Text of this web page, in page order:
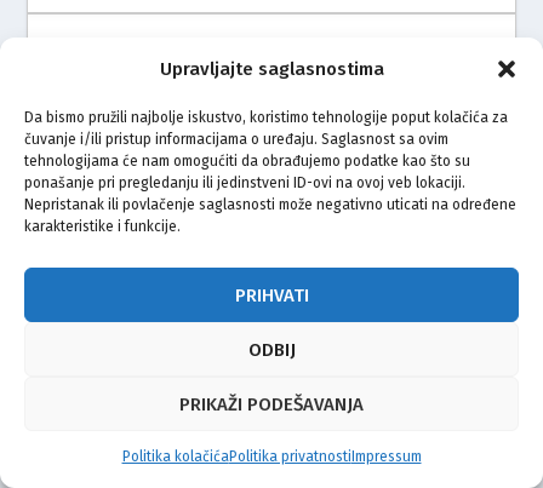
Upravljajte saglasnostima
Da bismo pružili najbolje iskustvo, koristimo tehnologije poput kolačića za
čuvanje i/ili pristup informacijama o uređaju. Saglasnost sa ovim
tehnologijama će nam omogućiti da obrađujemo podatke kao što su
ponašanje pri pregledanju ili jedinstveni ID-ovi na ovoj veb lokaciji.
Nepristanak ili povlačenje saglasnosti može negativno uticati na određene
karakteristike i funkcije.
PRIHVATI
ODBIJ
PRIKAŽI PODEŠAVANJA
Politika kolačićaPolitika privatnosti Impressum
Mimohod za žrtve genocida u Srebrenici i ove godine
Zagreb ispratio bicikliste na put do Srebrenice